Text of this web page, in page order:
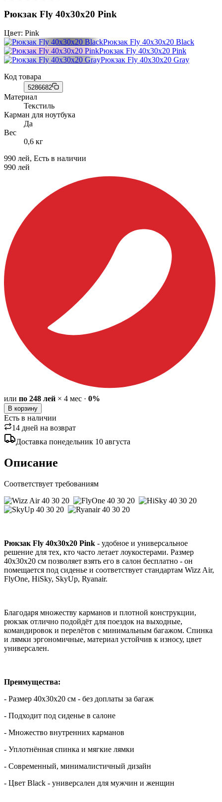
Рюкзак Fly 40x30x20 Pink
Цвет: Pink
Рюкзак Fly 40x30x20 Black
Рюкзак Fly 40x30x20 Pink
Рюкзак Fly 40x30x20 Gray
Код товара
5286682
Материал
Текстиль
Карман для ноутбука
Да
Вес
0,6 кг
990 лей, Есть в наличии
990 лей
или по 248 лей × 4 мес · 0%
В корзину
Есть в наличии
14 дней на возврат
Доставка понедельник 10 августа
Описание
Соответствует требованиям
Рюкзак Fly 40x30x20 Pink - удобное и универсальное
решение для тех, кто часто летает лоукостерами. Размер
40x30x20 см позволяет взять его в салон бесплатно - он
помещается под сиденье и соответствует стандартам Wizz Air,
FlyOne, HiSky, SkyUp, Ryanair.
Благодаря множеству карманов и плотной конструкции,
рюкзак отлично подойдёт для поездок на выходные,
командировок и перелётов с минимальным багажом. Спинка
и лямки эргономичные, материал устойчив к износу, цвет
универсален.
Преимущества:
- Размер 40x30x20 см - без доплаты за багаж
- Подходит под сиденье в салоне
- Множество внутренних карманов
- Уплотнённая спинка и мягкие лямки
- Современный, минималистичный дизайн
- Цвет Black - универсален для мужчин и женщин